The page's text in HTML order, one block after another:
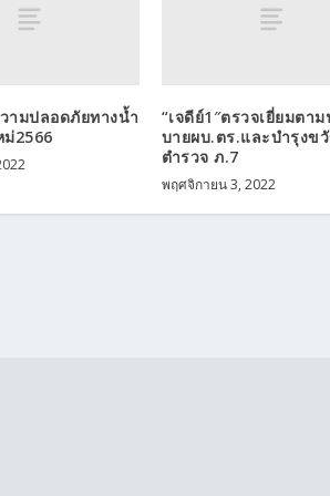
ามปลอดภัยทางน้ำ
ม่2566
“เจดีย์1″ตรวจเยี่ยมตา
บายผบ.ตร.และบำรุงข
ตำรวจ ภ.7
พฤศจิกายน 3, 2022